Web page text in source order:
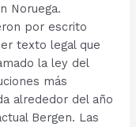
Noruega.
por escrito
texto legal que
la ley del
más
alrededor del año
Bergen. Las